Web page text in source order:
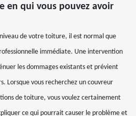
en qui vous pouvez avoir
de votre toiture, il est normal que
immédiate. Une intervention
les dommages existants et prévient
Lorsque vous recherchez un couvreur
de toiture, vous voulez certainement
ce qui pourrait causer le problème et